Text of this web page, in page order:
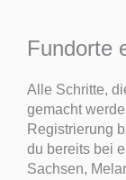
Fundorte
Alle Schritte,
gemacht
Registrierung
du bereits bei
Sachsen,